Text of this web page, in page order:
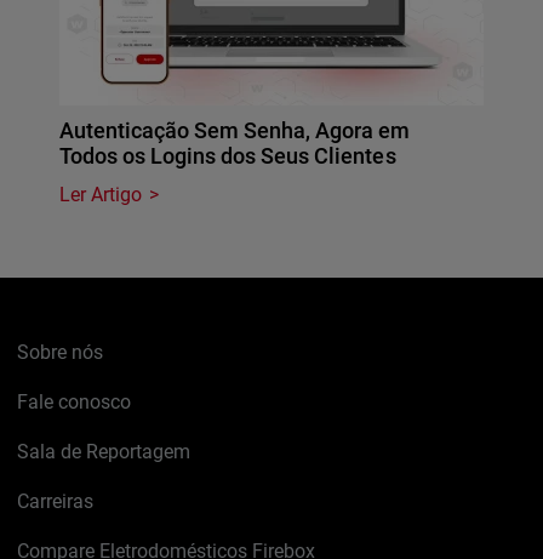
Autenticação Sem Senha, Agora em
Todos os Logins dos Seus Clientes
Ler Artigo
Sobre nós
Fale conosco
Sala de Reportagem
Carreiras
Compare Eletrodomésticos Firebox